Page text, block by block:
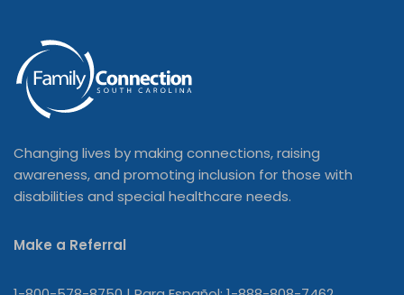
Changing lives by making connections, raising
awareness, and promoting inclusion for those with
disabilities and special healthcare needs.
Make a Referral